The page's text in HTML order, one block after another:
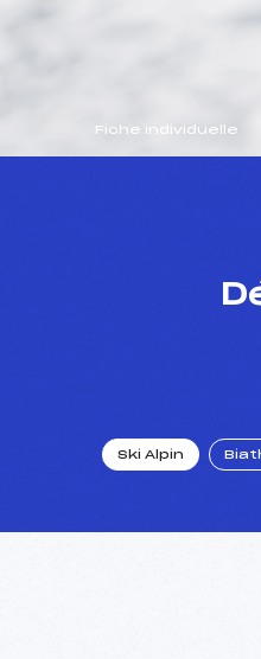
Fiche individuelle
Ski Alpin